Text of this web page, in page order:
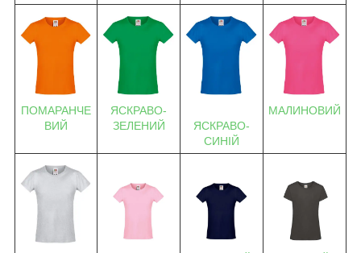
ПОМАРАНЧЕ
ВИЙ
ЯСКРАВО-
ЗЕЛЕНИЙ
ЯСКРАВО-
СИНІЙ
МАЛИНОВИЙ